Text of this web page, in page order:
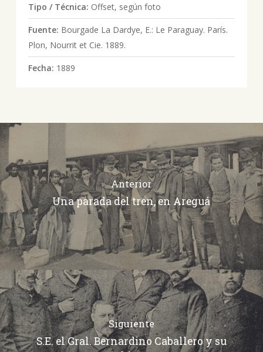
Tipo / Técnica: Offset, según foto
Fuente: Bourgade La Dardye, E.: Le Paraguay. París.
Plon, Nourrit et Cie. 1889.
Fecha: 1889
Anterior
Una parada del tren, en Areguá
Siguiente
S.E. el Gral. Bernardino Caballero y su